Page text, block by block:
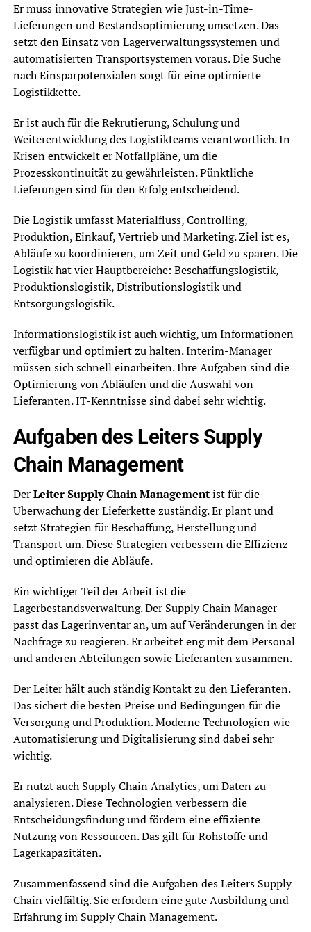
Er muss innovative Strategien wie Just-in-Time-
Lieferungen und Bestandsoptimierung umsetzen. Das
setzt den Einsatz von Lagerverwaltungssystemen und
automatisierten Transportsystemen voraus. Die Suche
nach Einsparpotenzialen sorgt für eine optimierte
Logistikkette.
Er ist auch für die Rekrutierung, Schulung und
Weiterentwicklung des Logistikteams verantwortlich. In
Krisen entwickelt er Notfallpläne, um die
Prozesskontinuität zu gewährleisten. Pünktliche
Lieferungen sind für den Erfolg entscheidend.
Die Logistik umfasst Materialfluss, Controlling,
Produktion, Einkauf, Vertrieb und Marketing. Ziel ist es,
Abläufe zu koordinieren, um Zeit und Geld zu sparen. Die
Logistik hat vier Hauptbereiche: Beschaffungslogistik,
Produktionslogistik, Distributionslogistik und
Entsorgungslogistik.
Informationslogistik ist auch wichtig, um Informationen
verfügbar und optimiert zu halten. Interim-Manager
müssen sich schnell einarbeiten. Ihre Aufgaben sind die
Optimierung von Abläufen und die Auswahl von
Lieferanten. IT-Kenntnisse sind dabei sehr wichtig.
Aufgaben des Leiters Supply
Chain Management
DerLeiter Supply Chain Managementist für die
Überwachung der Lieferkette zuständig. Er plant und
setzt Strategien für Beschaffung, Herstellung und
Transport um. Diese Strategien verbessern die Effizienz
und optimieren die Abläufe.
Ein wichtiger Teil der Arbeit ist die
Lagerbestandsverwaltung. Der Supply Chain Manager
passt das Lagerinventar an, um auf Veränderungen in der
Nachfrage zu reagieren. Er arbeitet eng mit dem Personal
und anderen Abteilungen sowie Lieferanten zusammen.
Der Leiter hält auch ständig Kontakt zu den Lieferanten.
Das sichert die besten Preise und Bedingungen für die
Versorgung und Produktion. Moderne Technologien wie
Automatisierung und Digitalisierung sind dabei sehr
wichtig.
Er nutzt auch Supply Chain Analytics, um Daten zu
analysieren. Diese Technologien verbessern die
Entscheidungsfindung und fördern eine effiziente
Nutzung von Ressourcen. Das gilt für Rohstoffe und
Lagerkapazitäten.
Zusammenfassend sind die Aufgaben des Leiters Supply
Chain vielfältig. Sie erfordern eine gute Ausbildung und
Erfahrung im Supply Chain Management.